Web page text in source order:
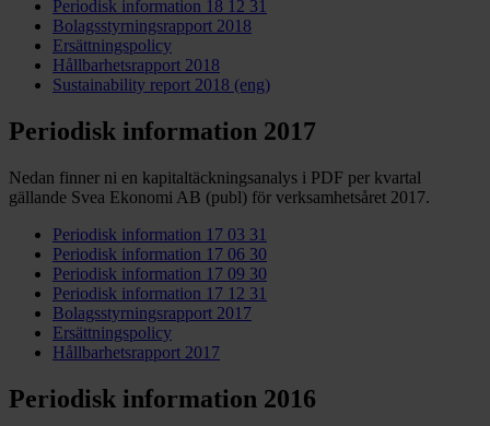
Periodisk information 18 12 31
Bolagsstyrningsrapport 2018
Ersättningspolicy
Hållbarhetsrapport 2018
Sustainability report 2018 (eng)
Periodisk information 2017
Nedan finner ni en kapitaltäckningsanalys i PDF per kvartal
gällande Svea Ekonomi AB (publ) för verksamhetsåret 2017.
Periodisk information 17 03 31
Periodisk information 17 06 30
Periodisk information 17 09 30
Periodisk information 17 12 31
Bolagsstyrningsrapport 2017
Ersättningspolicy
Hållbarhetsrapport 2017
Periodisk information 2016